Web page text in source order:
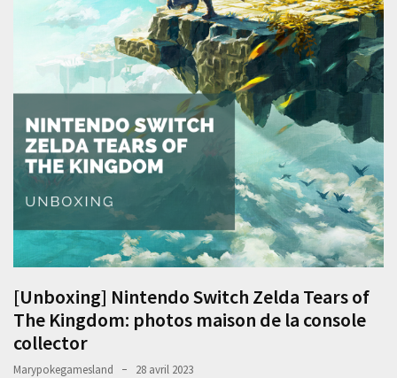
[Unboxing] Nintendo Switch Zelda Tears of
The Kingdom: photos maison de la console
collector
Marypokegamesland 28 avril 2023